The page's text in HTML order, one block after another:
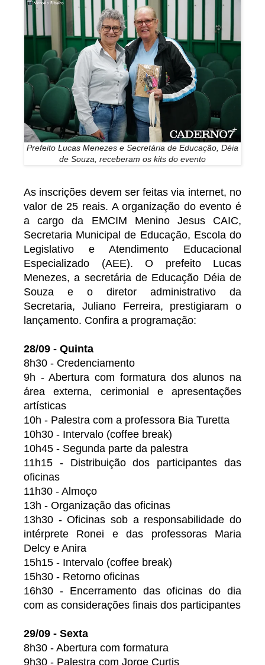
Prefeito Lucas Menezes e Secretária de Educação, Déia
de Souza, receberam os kits do evento
As inscrições devem ser feitas via internet, no
valor de 25 reais. A organização do evento é
a cargo da EMCIM Menino Jesus CAIC,
Secretaria Municipal de Educação, Escola do
Legislativo e Atendimento Educacional
Especializado (AEE). O prefeito Lucas
Menezes, a secretária de Educação Déia de
Souza e o diretor administrativo da
Secretaria, Juliano Ferreira, prestigiaram o
lançamento. Confira a programação:
28/09 - Quinta
8h30 - Credenciamento
9h - Abertura com formatura dos alunos na
área externa, cerimonial e apresentações
artísticas
10h - Palestra com a professora Bia Turetta
10h30 - Intervalo (coffee break)
10h45 - Segunda parte da palestra
11h15 - Distribuição dos participantes das
oficinas
11h30 - Almoço
13h - Organização das oficinas
13h30 - Oficinas sob a responsabilidade do
intérprete Ronei e das professoras Maria
Delcy e Anira
15h15 - Intervalo (coffee break)
15h30 - Retorno oficinas
16h30 - Encerramento das oficinas do dia
com as considerações finais dos participantes
29/09 - Sexta
8h30 - Abertura com formatura
9h30 - Palestra com Jorge Curtis